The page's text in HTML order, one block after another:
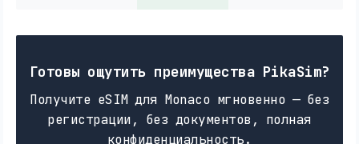
Готовы ощутить преимущества PikaSim?
Получите eSIM для Monaco мгновенно — без
регистрации, без документов, полная
конфиденциальность.